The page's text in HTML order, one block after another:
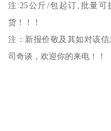
注 :25公斤/包起订 批量可
货！！！
注：新报价敬及其如对该
司奇谈，欢迎你的来电！！